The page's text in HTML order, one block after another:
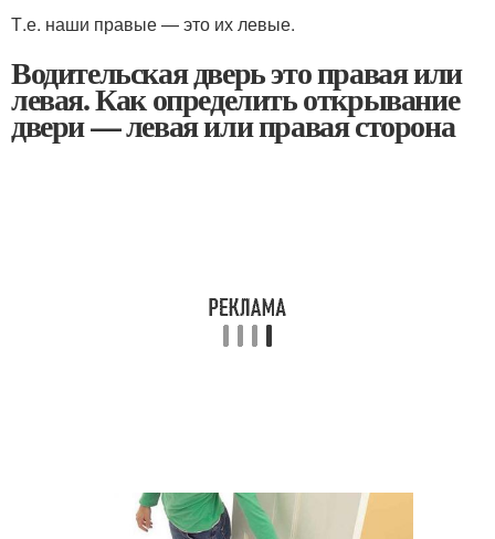
Т.е. наши правые — это их левые.
Водительская дверь это правая или
левая. Как определить открывание
двери — левая или правая сторона